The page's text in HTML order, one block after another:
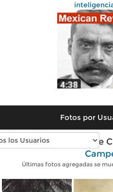
Fotos por
Fotos antiguas de
Últimas fotos agregadas se